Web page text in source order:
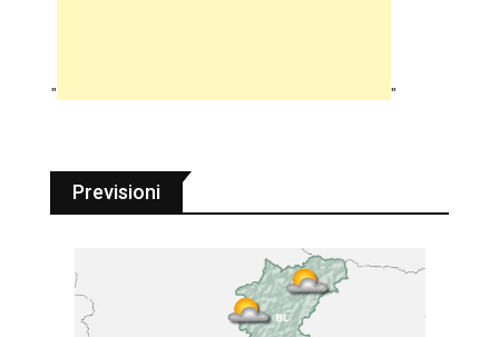
" "
Previsioni